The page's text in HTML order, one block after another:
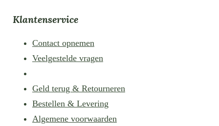
Klantenservice
Contact opnemen
Veelgestelde vragen
Geld terug & Retourneren
Bestellen & Levering
Algemene voorwaarden